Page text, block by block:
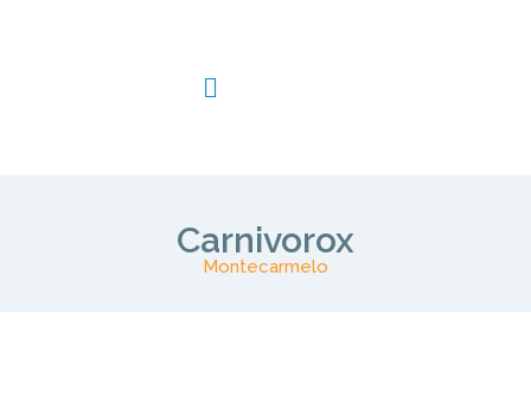
Carnivorox
Montecarmelo